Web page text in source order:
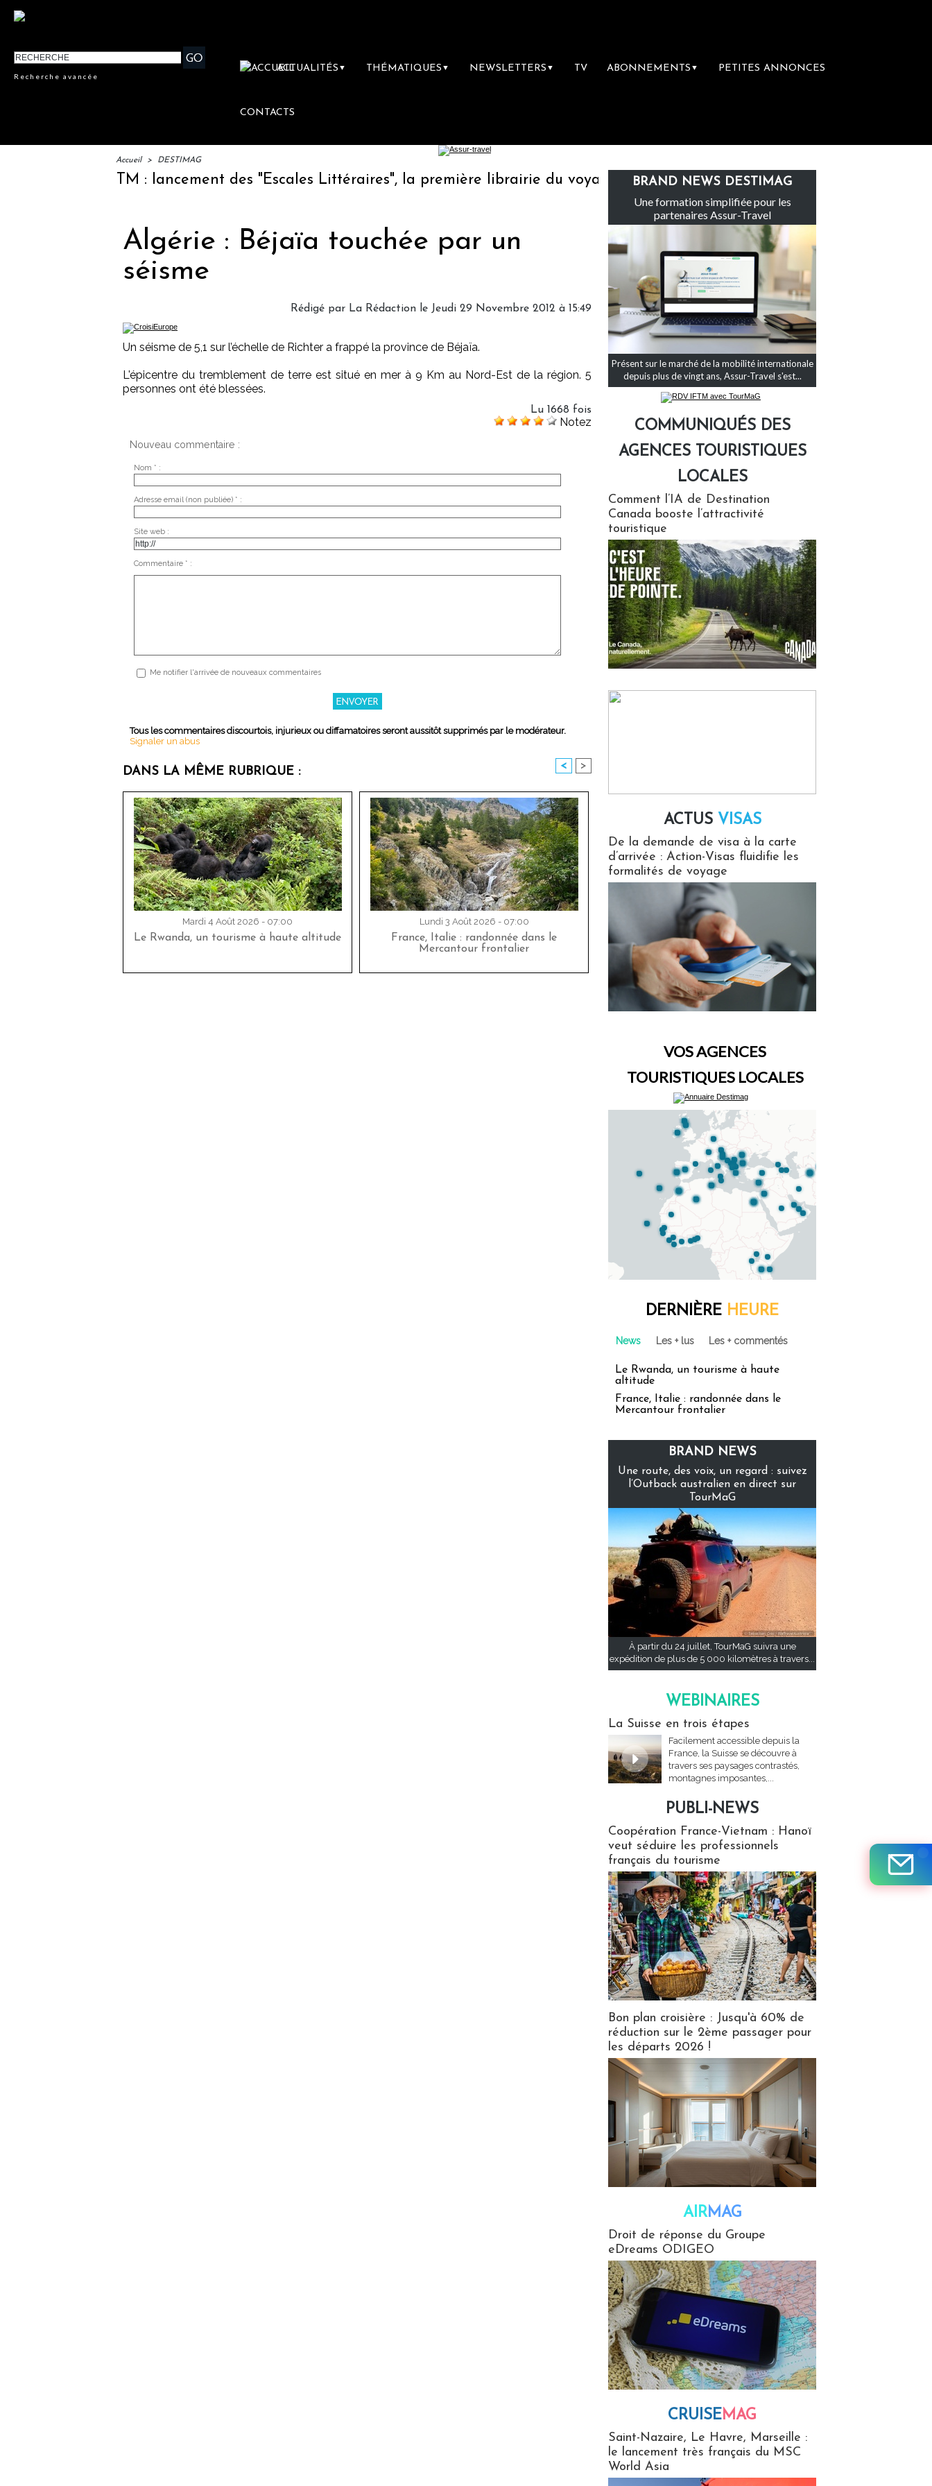
Recherche avancée
ACTUALITÉS ▼ THÉMATIQUES ▼ NEWSLETTERS ▼ TV ABONNEMENTS ▼ PETITES ANNONCES
CONTACTS
Accueil > DESTIMAG
IFTM : lancement des "Escales Littéraires", la première librairie du voyage Le groupe Sainte-Claire rachète Eden Tour
Algérie : Béjaïa touchée par un
séisme
Rédigé par La Rédaction le Jeudi 29 Novembre 2012 à 15:49
Un séisme de 5,1 sur l’échelle de Richter a frappé la province de Béjaïa.
L'épicentre du tremblement de terre est situé en mer à 9 Km au Nord-Est de la région. 5
personnes ont été blessées.
Lu 1668 fois
Notez
Nouveau commentaire :
Nom * :
Adresse email (non publiée) * :
Site web :
Commentaire * :
Me notifier l'arrivée de nouveaux commentaires
Tous les commentaires discourtois, injurieux ou diffamatoires seront aussitôt supprimés par le modérateur.
Signaler un abus
DANS LA MÊME RUBRIQUE : < >
Mardi 4 Août 2026 - 07:00
Le Rwanda, un tourisme à haute altitude
Lundi 3 Août 2026 - 07:00
France, Italie : randonnée dans le
Mercantour frontalier
BRAND NEWS DESTIMAG
Une formation simplifiée pour les
partenaires Assur-Travel
Présent sur le marché de la mobilité internationale
depuis plus de vingt ans, Assur-Travel s'est...
COMMUNIQUÉS DES
AGENCES TOURISTIQUES
LOCALES
Comment l’IA de Destination
Canada booste l’attractivité
touristique
ACTUS VISAS
De la demande de visa à la carte
d’arrivée : Action-Visas fluidifie les
formalités de voyage
VOS AGENCES
TOURISTIQUES LOCALES
DERNIÈRE HEURE
News Les + lus Les + commentés
Le Rwanda, un tourisme à haute
altitude
France, Italie : randonnée dans le
Mercantour frontalier
BRAND NEWS
Une route, des voix, un regard : suivez
l’Outback australien en direct sur
TourMaG
À partir du 24 juillet, TourMaG suivra une
expédition de plus de 5 000 kilomètres à travers...
WEBINAIRES
La Suisse en trois étapes
Facilement accessible depuis la
France, la Suisse se découvre à
travers ses paysages contrastés,
montagnes imposantes,...
PUBLI-NEWS
Coopération France-Vietnam : Hanoï
veut séduire les professionnels
français du tourisme
Bon plan croisière : Jusqu'à 60% de
réduction sur le 2ème passager pour
les départs 2026 !
AIRMAG
Droit de réponse du Groupe
eDreams ODIGEO
CRUISEMAG
Saint-Nazaire, Le Havre, Marseille :
le lancement très français du MSC
World Asia